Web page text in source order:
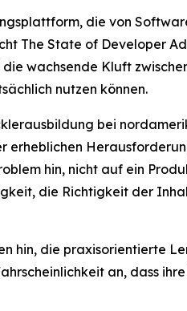
die von
The State of Developer
wachsende Kluft
nutzen können.
bei
erheblichen
hin, nicht auf ein
die Richtigkeit der
hin, die praxisorientierte
an, dass